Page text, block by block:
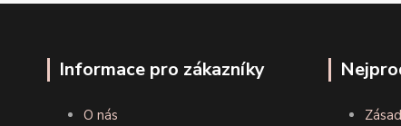
Informace pro zákazníky
O nás